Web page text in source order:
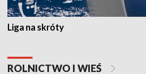
Liga na skróty
ROLNICTWO I WIEŚ